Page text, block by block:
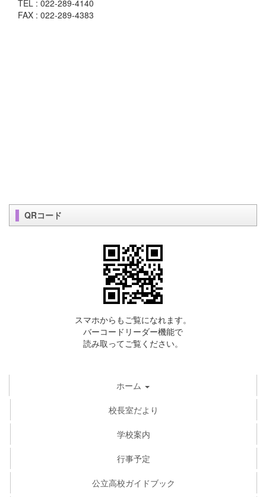
TEL : 022-289-4140
FAX : 022-289-4383
QRコード
スマホからもご覧になれます。
バーコードリーダー機能で
読み取ってご覧ください。
ホーム
校長室だより
学校案内
行事予定
公立高校ガイドブック